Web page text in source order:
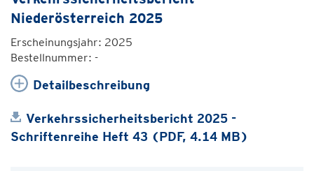
Niederösterreich 2025
Erscheinungsjahr: 2025
Bestellnummer: -
Detailbeschreibung
Verkehrssicherheitsbericht 2025 -
Schriftenreihe Heft 43 (PDF, 4.14 MB)